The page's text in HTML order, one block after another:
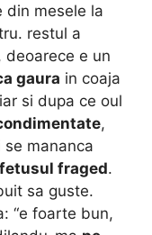
din mesele la
restul a
deoarece e un
gaura in coaja
si dupa ce oul
,
mananca
fraged.
sa guste.
“e foarte bun,